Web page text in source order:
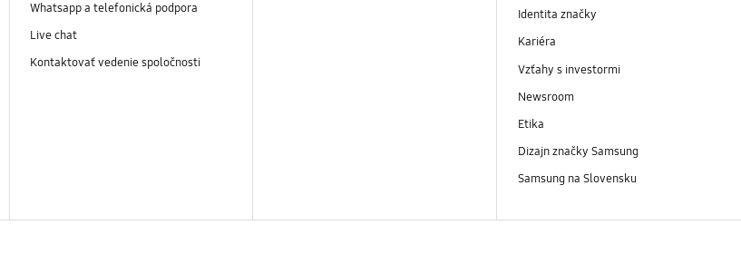
Whatsapp a telefonická podpora
Live chat
Kontaktovať vedenie spoločnosti
Identita značky
Kariéra
Vzťahy s investormi
Newsroom
Etika
Dizajn značky Samsung
Samsung na Slovensku